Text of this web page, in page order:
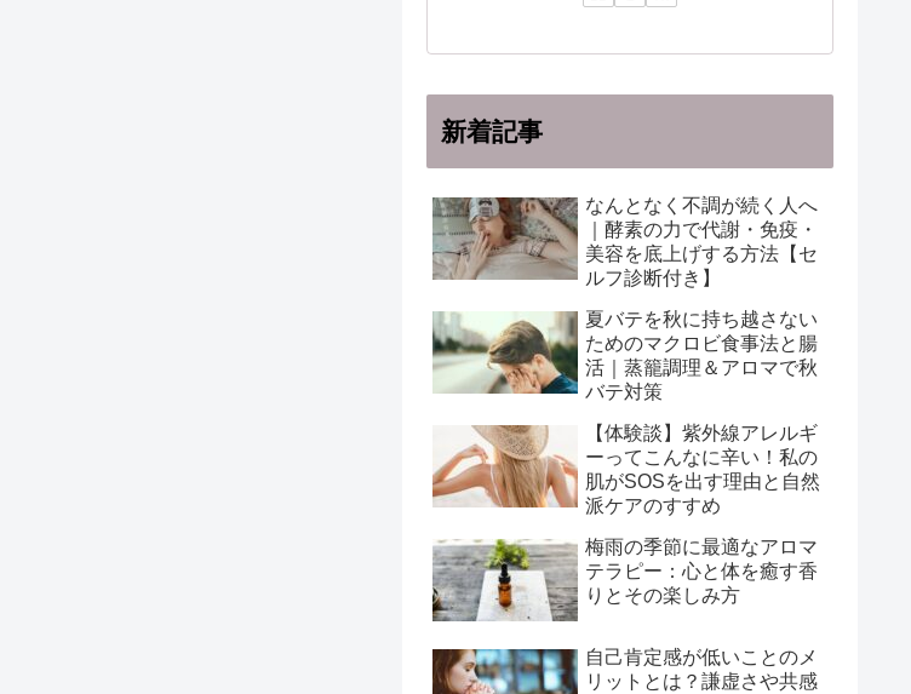
新着記事
なんとなく不調が続く人へ
｜酵素の力で代謝・免疫・
美容を底上げする方法【セ
ルフ診断付き】
夏バテを秋に持ち越さない
ためのマクロビ食事法と腸
活｜蒸籠調理＆アロマで秋
バテ対策
【体験談】紫外線アレルギ
ーってこんなに辛い！私の
肌がSOSを出す理由と自然
派ケアのすすめ
梅雨の季節に最適なアロマ
テラピー：心と体を癒す香
りとその楽しみ方
自己肯定感が低いことのメ
リットとは？謙虚さや共感